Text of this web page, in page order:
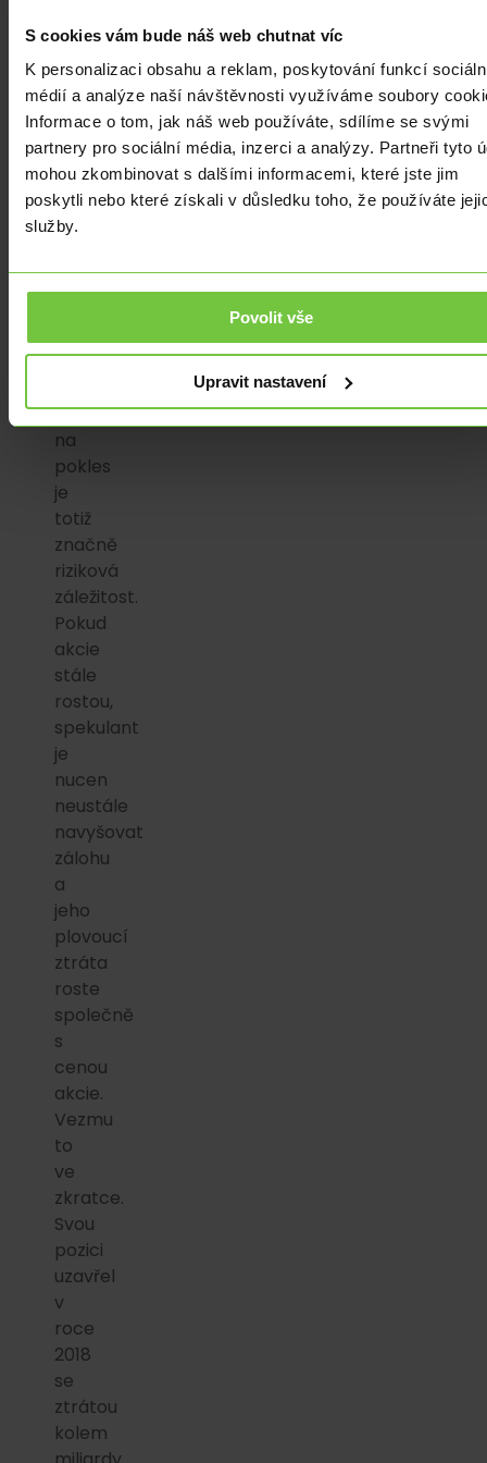
S cookies vám bude náš web chutnat víc
K personalizaci obsahu a reklam, poskytování funkcí
médií a analýze naší návštěvnosti využíváme soubory
Informace o tom, jak náš web používáte, sdílíme se svými
partnery pro sociální média, inzerci a analýzy. Partneři tyto
mohou zkombinovat s dalšími informacemi, které jste jim
poskytli nebo které získali v důsledku toho, že používáte
služby.
Povolit vše
Upravit nastavení
ohlásil
otevření
velké
short
pozice
s
cílem
poslat
k
Spekulace
na
pokles
je
totiž
značně
riziková
záležitost.
Pokud
akcie
stále
rostou,
spekulant
je
nucen
neustále
navyšovat
zálohu
a
jeho
plovoucí
ztráta
roste
společně
s
cenou
akcie.
Vezmu
to
ve
zkratce.
Svou
pozici
uzavřel
v
roce
2018
se
ztrátou
kolem